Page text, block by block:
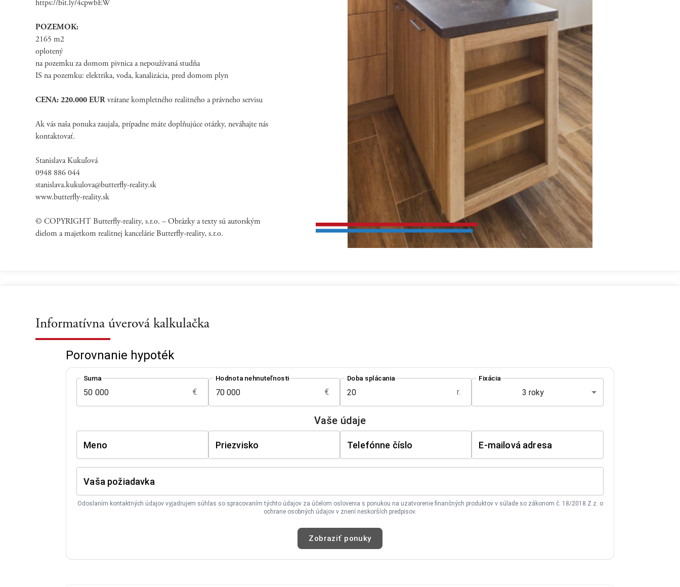
https://bit.ly/4cpwbEW
POZEMOK:
2165 m2
oplotený
na pozemku za domom pivnica a nepoužívaná studňa
IS na pozemku: elektrika, voda, kanalizácia, pred domom plyn
CENA: 220.000 EUR vrátane kompletného realitného a právneho servisu
Ak vás naša ponuka zaujala, prípadne máte doplňujúce otázky, neváhajte nás
kontaktovať.
Stanislava Kukuľová
0948 886 044
stanislava.kukulova@butterfly-reality.sk
www.butterfly-reality.sk
© COPYRIGHT Butterfly-reality, s.r.o. – Obrázky a texty sú autorským
dielom a majetkom realitnej kancelárie Butterfly-reality, s.r.o.
Informatívna úverová kalkulačka